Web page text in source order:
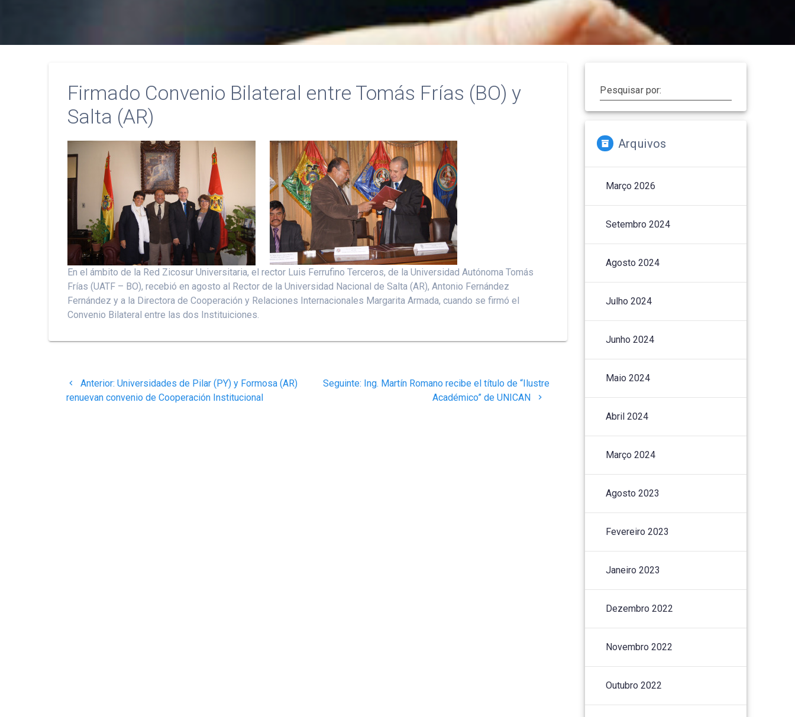
Firmado Convenio Bilateral entre Tomás Frías (BO) y
Salta (AR)
En el ámbito de la Red Zicosur Universitaria, el rector Luis Ferrufino Terceros, de la Universidad Autónoma Tomás
Frías (UATF – BO), recebió en agosto al Rector de la Universidad Nacional de Salta (AR), Antonio Fernández
Fernández y a la Directora de Cooperación y Relaciones Internacionales Margarita Armada, cuando se firmó el
Convenio Bilateral entre las dos Instituiciones.
Navegação
de
Anterior: Post
anterior:
Universidades de Pilar (PY) y Formosa (AR)
renuevan convenio de Cooperación Institucional
Seguinte: Post
Ing. Martín Romano recibe el título de “Ilustre
Académico” de UNICAN
Pesquisar por:
Arquivos
Março 2026
Setembro 2024
Agosto 2024
Julho 2024
Junho 2024
Maio 2024
Abril 2024
Março 2024
Agosto 2023
Fevereiro 2023
Janeiro 2023
Dezembro 2022
Novembro 2022
Outubro 2022